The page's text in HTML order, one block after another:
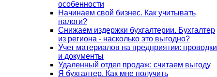
особенности
Начинаем свой бизнес. Как учитывать
налоги?
Снижаем издержки бухгалтерии. Бухгалтер
из региона - насколько это выгодно?
Учет материалов на предприятии: проводки
и документы
Удаленный отдел продаж: считаем выгоду
Я бухгалтер. Как мне получить